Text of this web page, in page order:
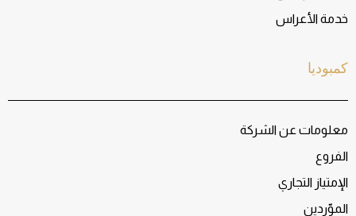
كمبوديا
معلومات عن الشركة
الفروع
الإمتياز التجاري
الموّردين
خدمة الأعراس